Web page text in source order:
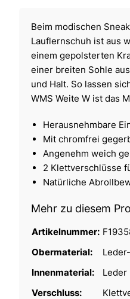
Beim modischen
Lauflernschuh ist aus
einem gepolsterten
einer breiten Sohle
und Halt. So lassen
WMS Weite W ist das
Herausnehmbare
Mit chromfrei
Angenehm weich
2 Klettverschlüsse
Natürliche
Mehr zu diesem
Artikelnummer:
Obermaterial:
Innenmaterial:
Leder
Verschluss: